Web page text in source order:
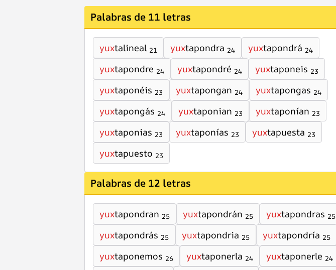
Palabras de 11 letras
yuxtalineal 21 yuxtapondra 24 yuxtapondrá 24
yuxtapondre 24 yuxtapondré 24 yuxtaponeis 23
yuxtaponéis 23 yuxtapongan 24 yuxtapongas 24
yuxtapongás 24 yuxtaponian 23 yuxtaponían 23
yuxtaponias 23 yuxtaponías 23 yuxtapuesta 23
yuxtapuesto 23
Palabras de 12 letras
yuxtapondran 25 yuxtapondrán 25 yuxtapondras 25
yuxtapondrás 25 yuxtapondria 25 yuxtapondría 25
yuxtaponemos 26 yuxtaponerla 24 yuxtaponerle 24